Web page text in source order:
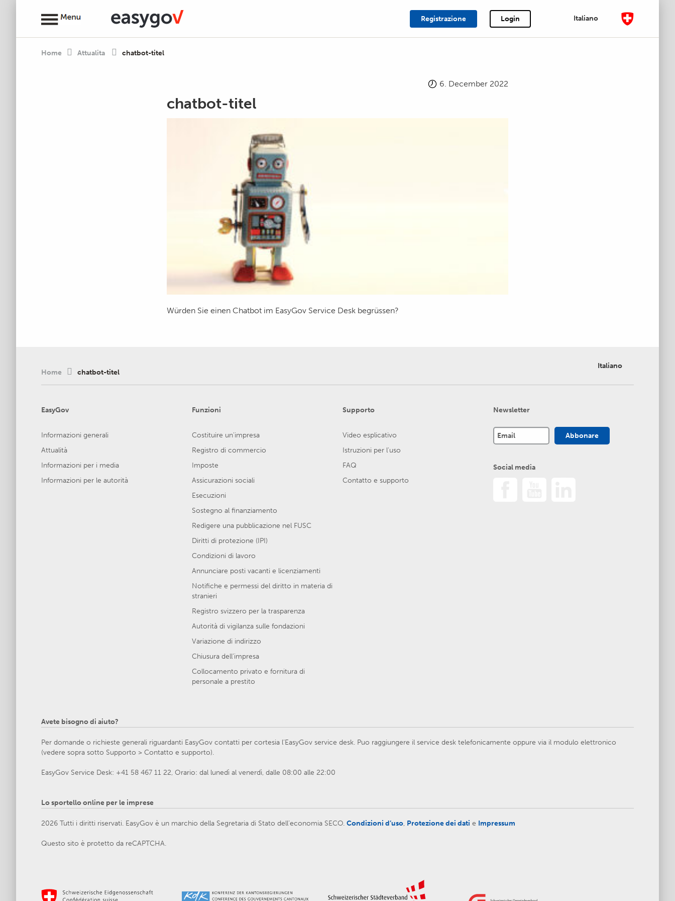
Registrazione Login Italiano
Home Attualita chatbot-titel
6. December 2022
chatbot-titel
Würden Sie einen Chatbot im EasyGov Service Desk begrüssen?
Home chatbot-titel
Italiano
EasyGov
Informazioni generali
Attualità
Informazioni per i media
Informazioni per le autorità
Funzioni
Costituire un'impresa
Registro di commercio
Imposte
Assicurazioni sociali
Esecuzioni
Sostegno al finanziamento
Redigere una pubblicazione nel FUSC
Diritti di protezione (IPI)
Condizioni di lavoro
Annunciare posti vacanti e licenziamenti
Notifiche e permessi del diritto in materia di
stranieri
Registro svizzero per la trasparenza
Autorità di vigilanza sulle fondazioni
Variazione di indirizzo
Chiusura dell’impresa
Collocamento privato e fornitura di
personale a prestito
Supporto
Video esplicativo
Istruzioni per l'uso
FAQ
Contatto e supporto
Newsletter
Social media
Avete bisogno di aiuto?
Per domande o richieste generali riguardanti EasyGov contatti per cortesia l’EasyGov service desk. Puo raggiungere il service desk telefonicamente oppure via il modulo elettronico
(vedere sopra sotto Supporto > Contatto e supporto).
EasyGov Service Desk: +41 58 467 11 22, Orario: dal lunedì al venerdì, dalle 08:00 alle 22:00
Lo sportello online per le imprese
2026 Tutti i diritti riservati. EasyGov è un marchio della Segretaria di Stato dell’economia SECO. Condizioni d’uso, Protezione dei dati e Impressum
Questo sito è protetto da reCAPTCHA.